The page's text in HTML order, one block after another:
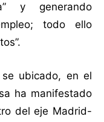
y generando
todo ello
ubicado, en el
ha manifestado
del eje Madrid-